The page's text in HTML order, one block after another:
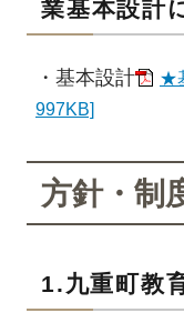
業基本設計
・基本設計
★
997KB]
方針・制
1.九重町教